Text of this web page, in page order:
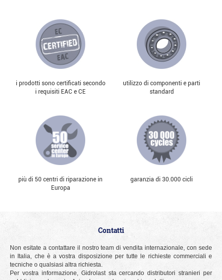
i prodotti sono certificati secondo
i requisiti EAC e CE
utilizzo di componenti e parti
standard
più di 50 centri di riparazione in
Europa
garanzia di 30.000 cicli
Contatti
Non esitate a contattare il nostro team di vendita internazionale, con sede
in Italia, che è a vostra disposizione per tutte le richieste commerciali e
tecniche o qualsiasi altra richiesta.
Per vostra informazione, Gidrolast sta cercando distributori stranieri per